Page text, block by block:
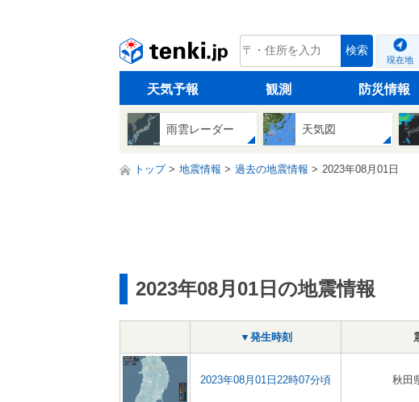
tenki.jp 検索
現在地
天気予報 観測 防災情報
雨雲レーダー 天気図
トップ 地震情報 過去の地震情報 2023年08月01日
2023年08月01日の地震情報
▼発生時刻
2023年08月01日22時07分頃 秋田